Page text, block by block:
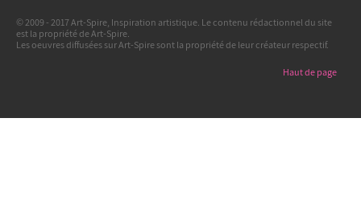
© 2009 - 2017 Art-Spire, Inspiration artistique. Le contenu rédactionnel du site
est la propriété de Art-Spire.
Les oeuvres diffusées sur Art-Spire sont la propriété de leur créateur respectif.
Haut de page